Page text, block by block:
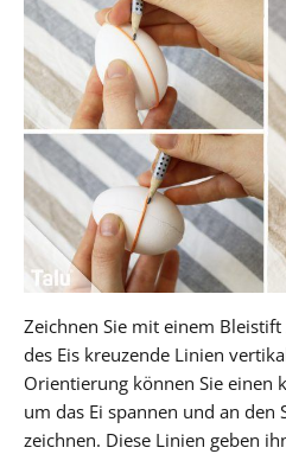
Zeichnen Sie mit einem
des Eis kreuzende Linien
Orientierung können Sie einen
um das Ei spannen und an
zeichnen. Diese Linien geben